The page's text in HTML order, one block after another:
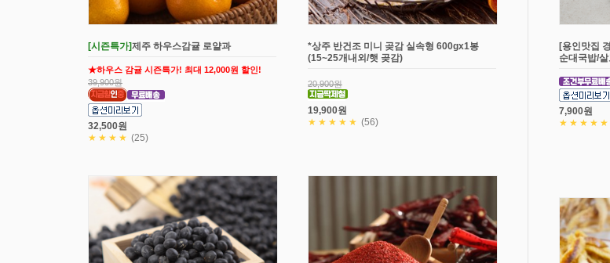
[시즌특가]제주 하우스감귤 로얄과
★하우스 감귤 시즌특가! 최대 12,000원 할인!
39,900원
32,500원
★★★★ (25)
*상주 반건조 미니 곶감 실속형 600gx1봉
(15~25개내외/햇 곶감)
20,900원
19,900원
★★★★★ (56)
[용인맛집
순대국밥/
7,900원
★★★★★